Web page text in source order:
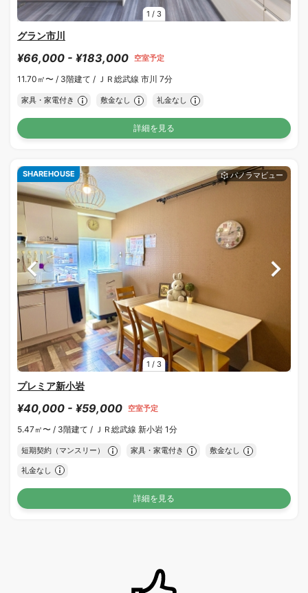
1 / 3
グラン市川
¥66,000 - ¥183,000 空室予定
11.70㎡〜 / 3階建て / ＪＲ総武線 市川 7分
家具・家電付き 敷金なし 礼金なし
詳細を見る
1 / 3
SHAREHOUSE
プレミア新小岩
¥40,000 - ¥59,000 空室予定
5.47㎡〜 / 3階建て / ＪＲ総武線 新小岩 1分
短期契約（マンスリー） 家具・家電付き 敷金なし
礼金なし
詳細を見る